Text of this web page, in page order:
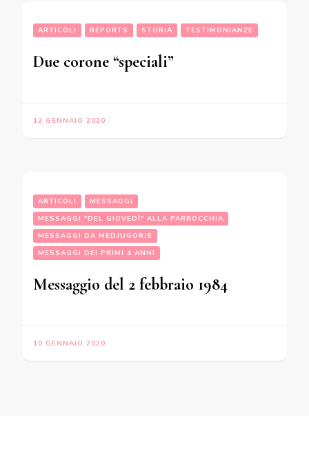
ARTICOLI REPORTS STORIA TESTIMONIANZE
Due corone “speciali”
12 GENNAIO 2020
ARTICOLI
MESSAGGI
MESSAGGI "DEL GIOVEDÌ" ALLA PARROCCHIA
MESSAGGI DA MEDJUGORJE
MESSAGGI DEI PRIMI 4 ANNI
Messaggio del 2 febbraio 1984
10 GENNAIO 2020